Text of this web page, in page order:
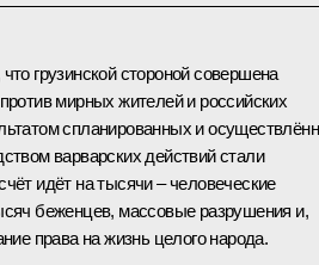
грузинской стороной совершена
мирных жителей и российских
спланированных и
варварских действий стали
идёт на тысячи – человеческие
беженцев, массовые разрушения и,
права на жизнь целого народа.